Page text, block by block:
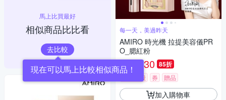
馬上比買最好
相似商品比比看
去比較
每一天，美過昨天
AMIRO 時光機 拉提美容儀PR
O_腮紅粉
$11,730 85折
限時下殺 券 贈品
加入購物車